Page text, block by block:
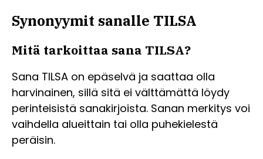
Synonyymit sanalle TILSA
Mitä tarkoittaa sana TILSA?
Sana TILSA on epäselvä ja saattaa olla
harvinainen, sillä sitä ei välttämättä löydy
perinteisistä sanakirjoista. Sanan merkitys voi
vaihdella alueittain tai olla puhekielestä
peräisin.